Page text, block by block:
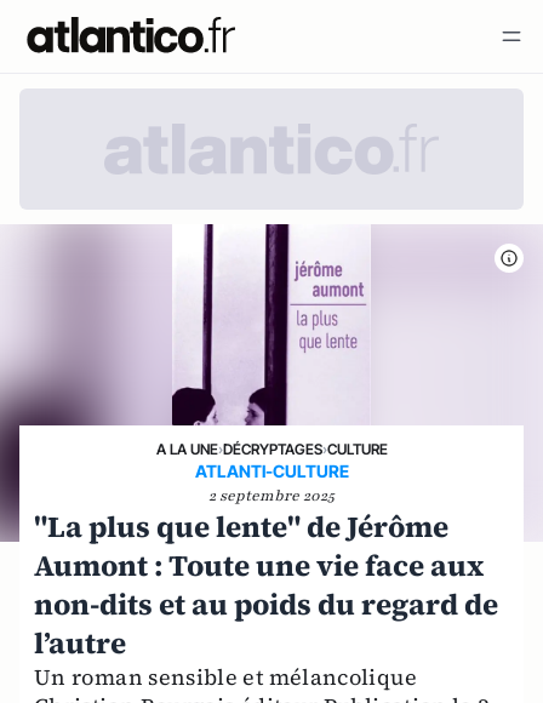
A LA UNE›DÉCRYPTAGES›CULTURE
ATLANTI-CULTURE
2 septembre 2025
"La plus que lente" de Jérôme
Aumont : Toute une vie face aux
non-dits et au poids du regard de
l’autre
Un roman sensible et mélancolique